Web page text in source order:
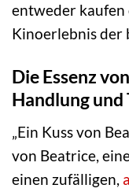
entweder kaufen
Kinoerlebnis der
Die Essenz
Handlung
„Ein Kuss von
von Beatrice,
einen zufälligen,